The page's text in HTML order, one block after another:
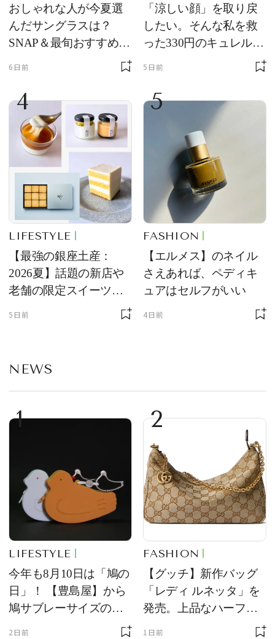
おしゃれな人が今夏選
んだサングラスは？
SNAP＆最旬おすすめサ
6日前
「涼しい顔」を取り戻
したい。そんな私を救
った330円のキュレル名
5日前
4
LIFESTYLE
【最強の銀座土産：
2026夏】話題の新店や
老舗の限定スイーツを
ゲット【＃SPURおやつ
5日前
5
FASHION
【エルメス】のネイル
さえあれば、ペディキ
ュアはセルフがいい
4日前
NEWS
1
LIFESTYLE
今年も8月10日は「鳩の
日」！ 【豊島屋】から
鳩サブレーサイズのポ
ーチ「はとっこ」を限
2日前
2
FASHION
【グッチ】新作バッグ
「レディ ルネッタ」を
発売。上品なハーフム
ーン型がスタイリング
1日前